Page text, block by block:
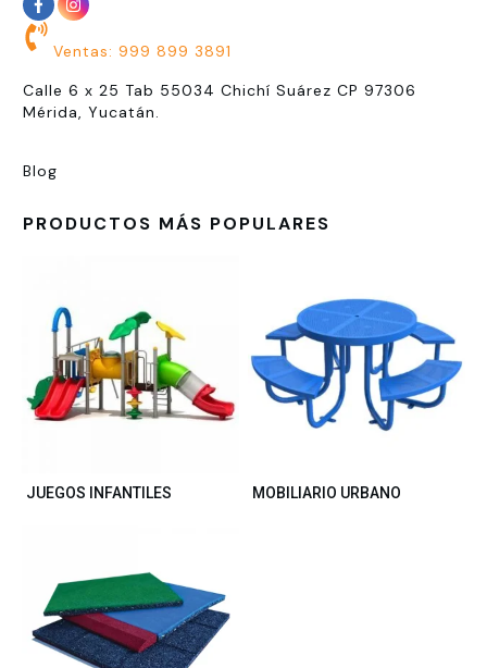
Ventas: 999 899 3891
Calle 6 x 25 Tab 55034 Chichí Suárez CP 97306
Mérida, Yucatán.
Blog
PRODUCTOS MÁS POPULARES
JUEGOS INFANTILES MOBILIARIO URBANO